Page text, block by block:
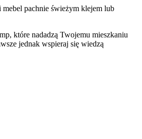
mebel pachnie świeżym klejem lub
które nadadzą Twojemu mieszkaniu
jednak wspieraj się wiedzą